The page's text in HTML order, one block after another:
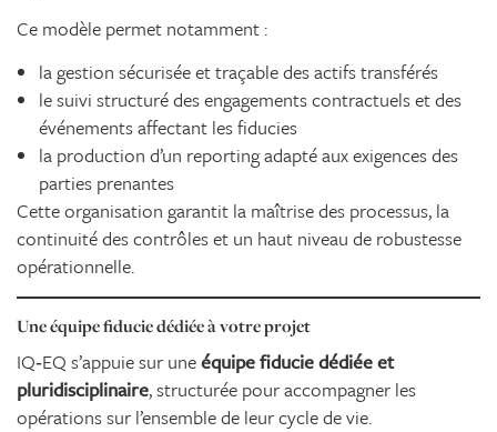
Ce modèle permet notamment :
la gestion sécurisée et traçable des actifs transférés
le suivi structuré des engagements contractuels et des
événements affectant les fiducies
la production d’un reporting adapté aux exigences des
parties prenantes
Cette organisation garantit la maîtrise des processus, la
continuité des contrôles et un haut niveau de robustesse
opérationnelle.
Une équipe fiducie dédiée à votre projet
IQ‑EQ s’appuie sur uneéquipe fiducie dédiée et
pluridisciplinaire, structurée pour accompagner les
opérations sur l’ensemble de leur cycle de vie.